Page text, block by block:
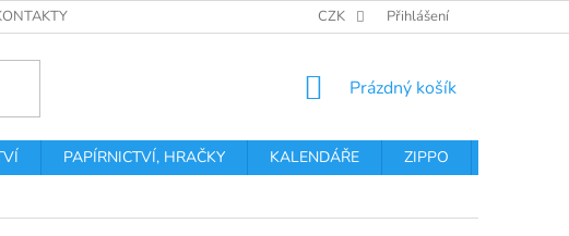
PODMÍNKY OCHRANY OSOBNÍCH
CZK Přihlášení
NÁKUPNÍ
Prázdný košík
PAPÍRNICTVÍ, HRAČKY KALENDÁŘE ZIPPO